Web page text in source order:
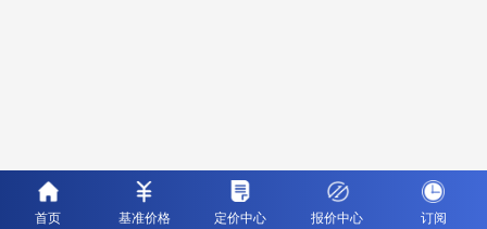
首页 基准价格 定价中心 报价中心 订阅